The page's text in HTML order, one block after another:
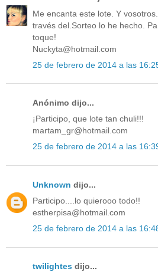
Me encanta este lote. Y
través del.Sorteo lo he hecho.
toque!
Nuckyta@hotmail.com
25 de febrero de 2014 a las
Anónimo dijo...
¡Participo, que lote tan chuli!!!
martam_gr@hotmail.com
25 de febrero de 2014 a las
Unknown dijo...
Participo....lo quierooo todo!!
estherpisa@hotmail.com
25 de febrero de 2014 a las
twilightes dijo...